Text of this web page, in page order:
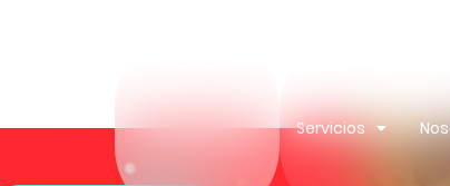
Servicios